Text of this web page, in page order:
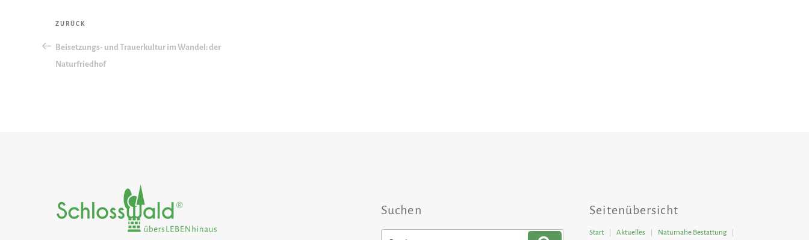
Beitragsnavigation
Vorheriger
ZURÜCK
Beisetzungs- und Trauerkultur im Wandel: der
Naturfriedhof
Seitenübersicht
Start Aktuelles
Naturnahe Bestattung
Suchen